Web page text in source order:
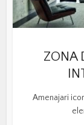
ZONA
Amenajari